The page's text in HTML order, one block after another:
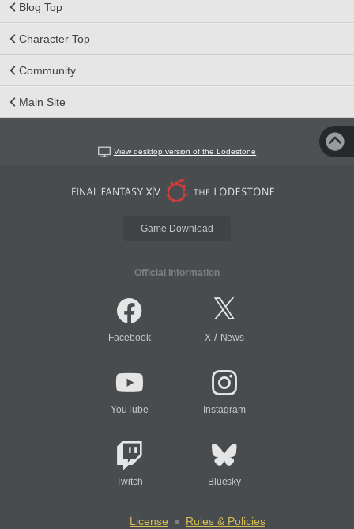
Blog Top
Character Top
Community
Main Site
View desktop version of the Lodestone
Game Download
Official Information
Facebook X/ News
YouTube Instagram
Twitch Bluesky
License
Rules & Policies